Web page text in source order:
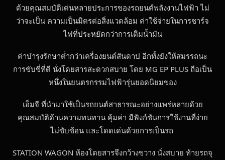
ด้วยคุณสมบัติเด่นหลายประการของรถยนต์พลังงานไฟฟ้า ไม่
ว่าจะเป็น ความเป็นมิตรต่อสิ่งแวดล้อม ค่าใช้จ่ายในการชาร์จ
ไฟที่ประหยัดกว่าการเติมน้ำมัน
ค่าบำรุงรักษาต่ำกว่าเครื่องยนต์สันดาป อีกทั้งยังให้สมรรถนะ
การขับขี่ที่ดี นั่งโดยสารสะดวกสบาย โดย MG EP PLUS ถือเป็น
หนึ่งในยนตรกรรมไฟฟ้ารุ่นยอดนิยมของ
เอ็มจี ที่นำมาใช้เป็นรถยนต์สาธารณะอย่างแพร่หลายด้วย
คุณสมบัติด้านความทนทาน คุ้มค่า มีฟังก์ชันการใช้งานที่ง่าย
ไม่ซับซ้อน และโดดเด่นด้วยการเป็นรถ
STATION WAGON ห้องโดยสารจึงกว้างขวาง นั่งสบาย ท้ายรถจุ